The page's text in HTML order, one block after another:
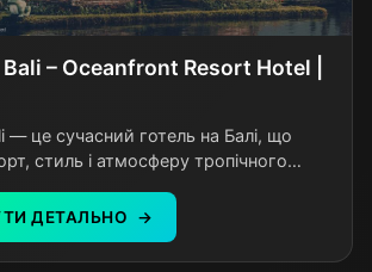
– Oceanfront Resort Hotel |
— це сучасний готель на Балі, що
стиль і атмосферу тропічного
басейн, ресторан із
кухнею та високий
Завдяки зручному розташуванню
ДЕТАЛЬНО